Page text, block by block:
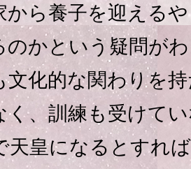
から養子を迎える
のかという疑問が
文化的な関わりを
く、訓練も受けて
天皇になるとすれ